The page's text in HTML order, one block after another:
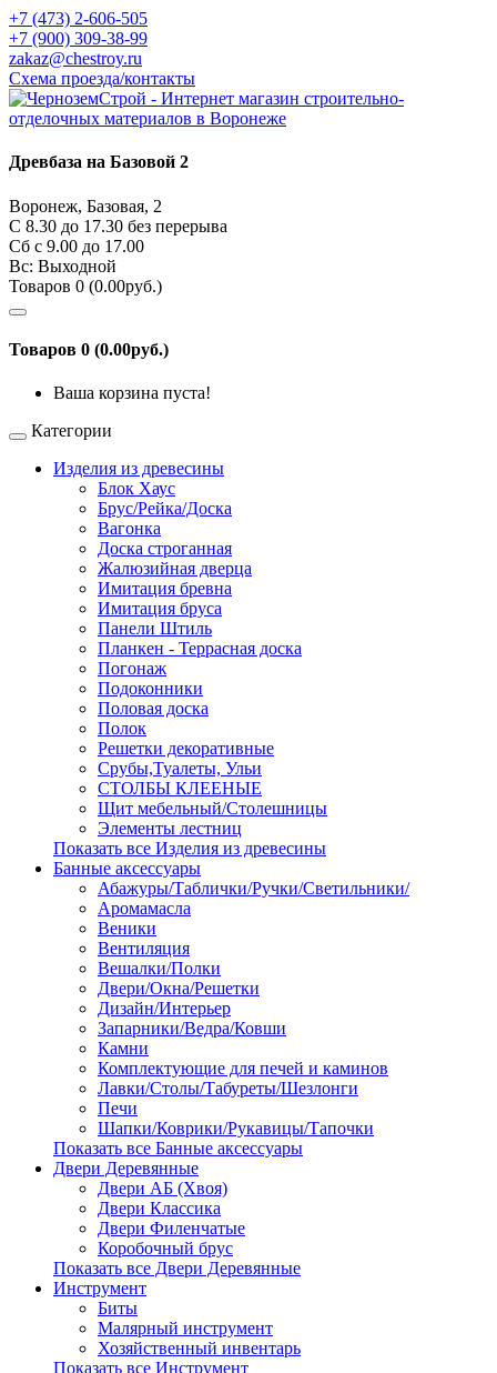
+7 (473) 2-606-505
+7 (900) 309-38-99
zakaz@chestroy.ru
Схема проезда/контакты
Древбаза на Базовой 2
Воронеж, Базовая, 2
С 8.30 до 17.30 без перерыва
Сб c 9.00 до 17.00
Вс: Выходной
Товаров 0 (0.00руб.)
Товаров 0 (0.00руб.)
Ваша корзина пуста!
Категории
Изделия из древесины
Блок Хаус
Брус/Рейка/Доска
Вагонка
Доска строганная
Жалюзийная дверца
Имитация бревна
Имитация бруса
Панели Штиль
Планкен - Террасная доска
Погонаж
Подоконники
Половая доска
Полок
Решетки декоративные
Срубы,Туалеты, Ульи
СТОЛБЫ КЛЕЕНЫЕ
Щит мебельный/Столешницы
Элементы лестниц
Показать все Изделия из древесины
Банные аксессуары
Абажуры/Таблички/Ручки/Светильники/
Аромамасла
Веники
Вентиляция
Вешалки/Полки
Двери/Окна/Решетки
Дизайн/Интерьер
Запарники/Ведра/Ковши
Камни
Комплектующие для печей и каминов
Лавки/Столы/Табуреты/Шезлонги
Печи
Шапки/Коврики/Рукавицы/Тапочки
Показать все Банные аксессуары
Двери Деревянные
Двери АБ (Хвоя)
Двери Классика
Двери Филенчатые
Коробочный брус
Показать все Двери Деревянные
Инструмент
Биты
Малярный инструмент
Хозяйственный инвентарь
Показать все Инструмент